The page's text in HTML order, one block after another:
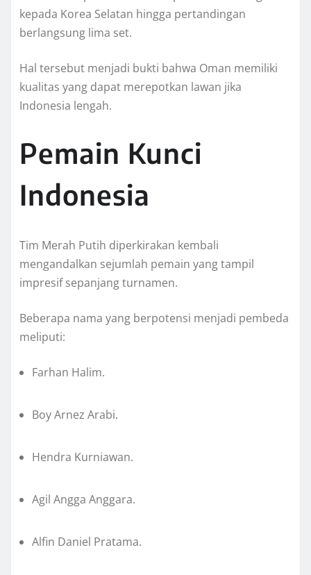
kepada Korea Selatan hingga pertandingan
berlangsung lima set.
Hal tersebut menjadi bukti bahwa Oman memiliki
kualitas yang dapat merepotkan lawan jika
Indonesia lengah.
Pemain Kunci
Indonesia
Tim Merah Putih diperkirakan kembali
mengandalkan sejumlah pemain yang tampil
impresif sepanjang turnamen.
Beberapa nama yang berpotensi menjadi pembeda
meliputi:
Farhan Halim.
Boy Arnez Arabi.
Hendra Kurniawan.
Agil Angga Anggara.
Alfin Daniel Pratama.